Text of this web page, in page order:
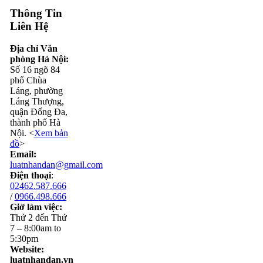
Thông Tin
Liên Hệ
Địa chỉ Văn
phòng Hà Nội:
Số 16 ngõ 84
phố Chùa
Láng, phường
Láng Thượng,
quận Đống Đa,
thành phố Hà
Nội. <Xem bản
đồ>
Email:
luatnhandan@gmail.com
Điện thoại:
02462.587.666
/0966.498.666
Giờ làm việc:
Thứ 2 đến Thứ
7 – 8:00am to
5:30pm
Website:
luatnhandan.vn